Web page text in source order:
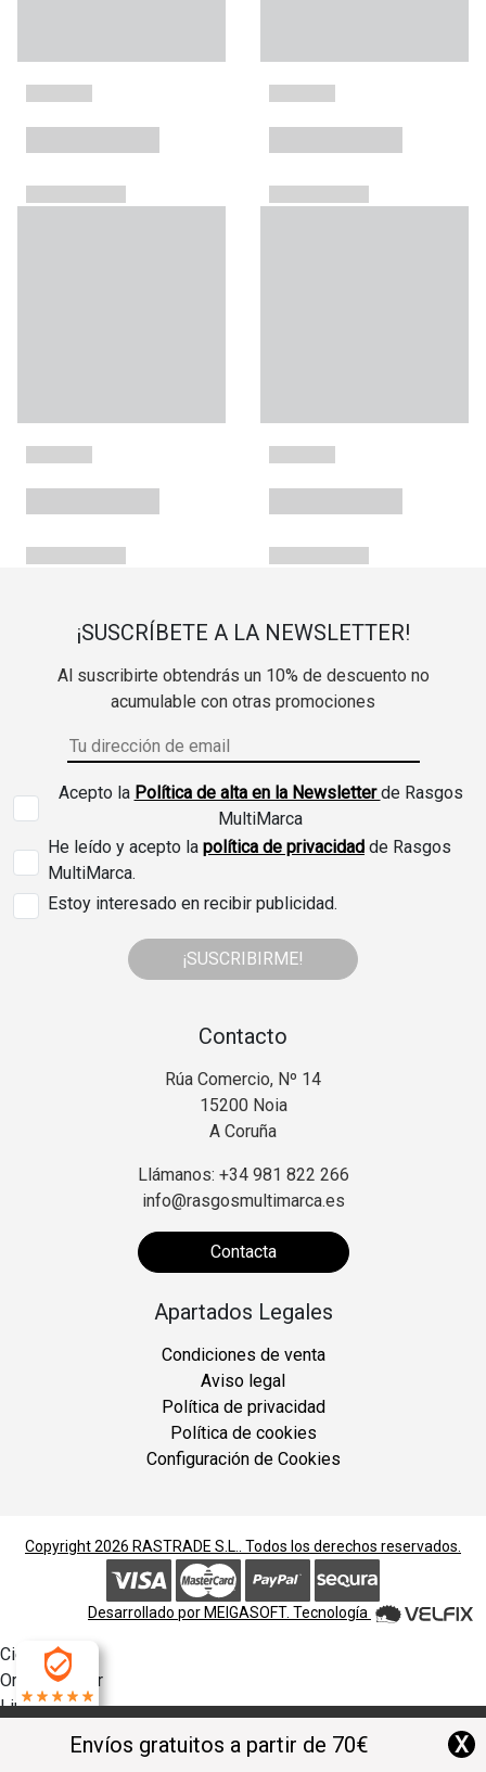
¡SUSCRÍBETE A LA NEWSLETTER!
Al suscribirte obtendrás un 10% de descuento no
acumulable con otras promociones
Acepto la Política de alta en la Newsletterde Rasgos
MultiMarca
He leído y acepto la política de privacidad de Rasgos
MultiMarca.
Estoy interesado en recibir publicidad.
¡SUSCRIBIRME!
Contacto
Rúa Comercio, Nº 14
15200 Noia
A Coruña
Llámanos: +34 981 822 266
info@rasgosmultimarca.es
Contacta
Apartados Legales
Condiciones de venta
Aviso legal
Política de privacidad
Política de cookies
Configuración de Cookies
Copyright 2026 RASTRADE S.L.. Todos los derechos reservados.
Desarrollado por MEIGASOFT. Tecnología
4.9
Envíos gratuitos a partir de 70€ X
Cierra
Ordenado por
Limpiar